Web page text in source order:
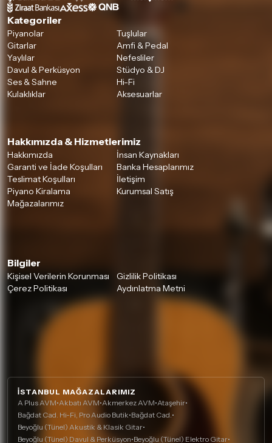
Kategoriler
Piyanolar
Tuşlular
Gitarlar
Amfi & Pedal
Yaylılar
Nefesliler
Davul & Perküsyon
Stüdyo & DJ
Ses & Sahne
Hi-Fi
Kulaklıklar
Aksesuarlar
Hakkımızda & Hizmetlerimiz
Hakkımızda
İnsan Kaynakları
Garanti ve İade Koşulları
Banka Hesaplarımız
Teslimat Koşulları
İletişim
Piyano Kiralama
Kurumsal Satış
Mağazalarımız
Bilgiler
Kişisel Verilerin Korunması
Gizlilik Politikası
Çerez Politikası
Aydınlatma Metni
İSTANBUL MAĞAZALARIMIZ
A Plus AVM•Akbatı AVM•Akmerkez AVM•Ataşehir•
Bağdat Cad. Hi-Fi, Pro Audio Butik•Bağdat Cad. •
Beyoğlu (Tünel) Akustik & Klasik Gitar•
Beyoğlu (Tünel) Davul & Perküsyon•Beyoğlu (Tünel) Elektro Gitar•